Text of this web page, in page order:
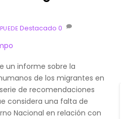
Destacado 0
un informe sobre la
de los migrantes en
de recomendaciones
considera una falta de
Nacional en relación con